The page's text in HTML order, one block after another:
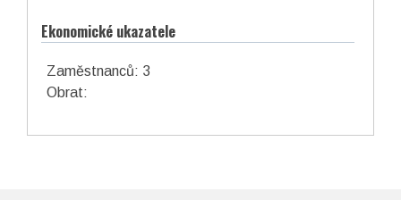
Ekonomické ukazatele
Zaměstnanců: 3
Obrat: